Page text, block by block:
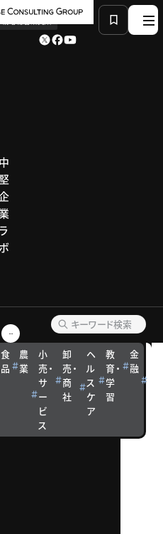
中
堅
業
ラ
ボ
食
品
農
業
小
売・
サ
ー
ビ
ス
卸
売・
商
社
ヘ
ル
ス
ケ
ア
教
育・
学
習
金
融
ッド
う：HRコンサルティング